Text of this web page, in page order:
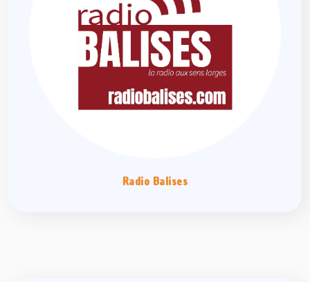
Radio Balises